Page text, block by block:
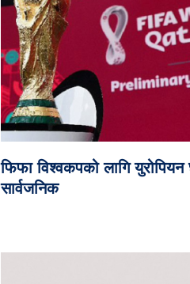
फिफा विश्वकपको लागि
सार्वजनिक